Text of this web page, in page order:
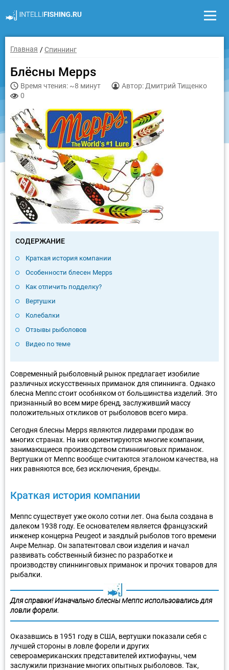
Главная Спиннинг
Блёсны Mepps
Время чтения: ~8 минут
Автор: Дмитрий Тищенко
0
СОДЕРЖАНИЕ
Краткая история компании
Особенности блесен Mepps
Как отличить подделку?
Вертушки
Колебалки
Отзывы рыболовов
Видео по теме
Современный рыболовный рынок предлагает изобилие
различных искусственных приманок для спиннинга. Однако
блесна Меппс стоит особняком от большинства изделий. Это
признанный во всем мире бренд, заслуживший массу
положительных откликов от рыболовов всего мира.
Сегодня блесны Mepps являются лидерами продаж во
многих странах. На них ориентируются многие компании,
занимающиеся производством спиннинговых приманок.
Вертушки от Меппс вообще считаются эталоном качества, на
них равняются все, без исключения, бренды.
Краткая история компании
Меппс существует уже около сотни лет. Она была создана в
далеком 1938 году. Ее основателем является французский
инженер концерна Peugeot и заядлый рыболов того времени
Анре Мелнар. Он запатентовал свои изделия и начал
развивать собственный бизнес по разработке и
производству спиннинговых приманок и прочих товаров для
рыбалки.
Для справки! Изначально блесны Меппс использовались для
ловли форели.
Оказавшись в 1951 году в США, вертушки показали себя с
лучшей стороны в ловле форели и других
североамериканских представителей ихтиофауны, чем
заслужили признание многих опытных рыболовов. Так,